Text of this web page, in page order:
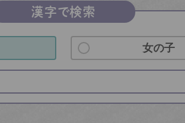
漢字で検索
女の子